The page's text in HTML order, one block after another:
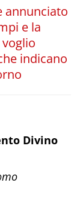
annunciato
e la
indicano
Divino